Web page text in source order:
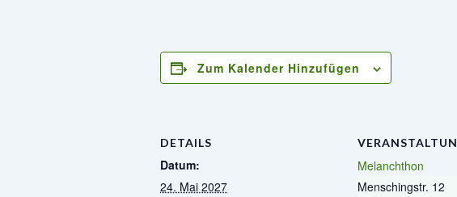
Zum Kalender Hinzufügen
DETAILS
Datum:
24. Mai 2027
Melanchthon
Menschingstr. 12